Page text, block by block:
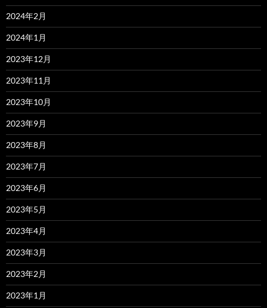
2024年2月
2024年1月
2023年12月
2023年11月
2023年10月
2023年9月
2023年8月
2023年7月
2023年6月
2023年5月
2023年4月
2023年3月
2023年2月
2023年1月